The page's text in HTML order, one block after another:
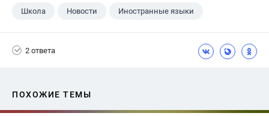
Школа Новости Иностранные языки
2 ответа
ПОХОЖИЕ ТЕМЫ